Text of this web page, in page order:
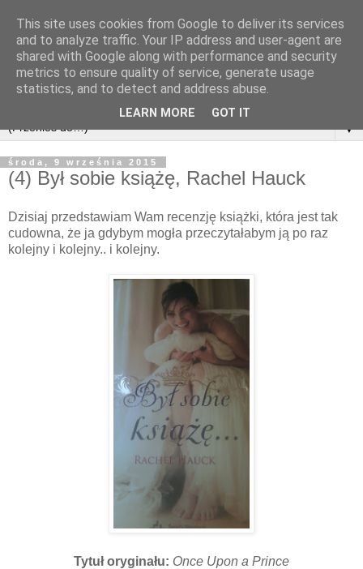
▼
środa, 9 września 2015
(4) Był sobie książę, Rachel Hauck
Dzisiaj przedstawiam Wam recenzję książki, która jest tak
cudowna, że ja gdybym mogła przeczytałabym ją po raz
kolejny i kolejny.. i kolejny.
Tytuł oryginału: Once Upon a Prince
This site uses cookies from Google to deliver its services
and to analyze traffic. Your IP address and user-agent are
shared with Google along with performance and security
metrics to ensure quality of service, generate usage
statistics, and to detect and address abuse.
LEARN MORE GOT IT